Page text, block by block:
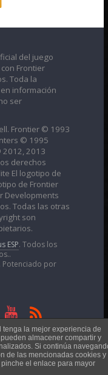
del juego
Frontier
Toda la
información
ser
Frontier © 1993
© 1995
2012, 2013
derechos
El logotipo de
de Frontier
Developments
Todas las otras
son
ESP. Todos los
. Potenciado por
Creative Commons
tenga la mejor experiencia de
almacener compartir y
Si continúa
de las mencionadas cookies y
pinche el enlace para mayor